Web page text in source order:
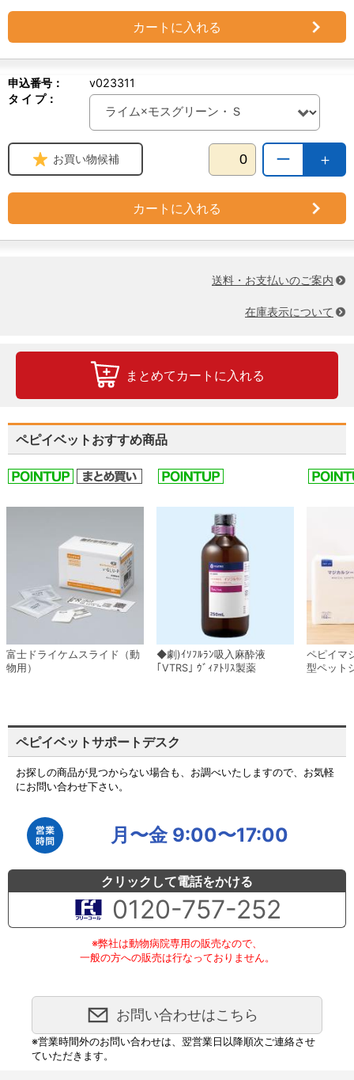
カートに入れる
申込番号：
v023311
タ イ プ：
＋
ー
お買い物候補
カートに入れる
送料・お支払いのご案内
在庫表示について
まとめてカートに入れる
ペピイベットおすすめ商品
富士ドライケムスライド（動
物用）
◆劇)ｲｿﾌﾙﾗﾝ吸入麻酔液
｢VTRS｣ ｳﾞｨｱﾄﾘｽ製薬
ペピイマ
型ペット
ペピイベットサポートデスク
お探しの商品が見つからない場合も、お調べいたしますので、お気軽
にお問い合わせ下さい。
月〜金 9:00〜17:00
クリックして電話をかける
0120-757-252
※弊社は動物病院専用の販売なので、
一般の方への販売は行なっておりません。
お問い合わせはこちら
※営業時間外のお問い合わせは、翌営業日以降順次ご連絡させ
ていただきます。